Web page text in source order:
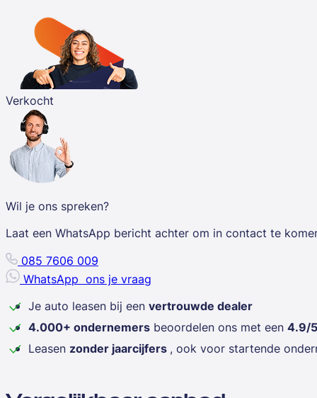
Verkocht
Wil je ons spreken?
Laat een WhatsApp bericht achter om in contact te
085 7606 009
WhatsApp ons je vraag
Je auto leasen bij een vertrouwde dealer
4.000+ ondernemers beoordelen ons met een 4.9/5
Leasen zonder jaarcijfers , ook voor startende